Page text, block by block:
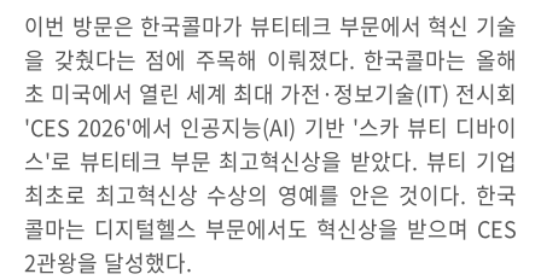
이번 방문은 한국콜마가 뷰티테크 부문에서 혁신 기술
을 갖췄다는 점에 주목해 이뤄졌다. 한국콜마는 올해
초 미국에서 열린 세계 최대 가전·정보기술(IT) 전시회
'CES 2026'에서 인공지능(AI) 기반 '스카 뷰티 디바이
스'로 뷰티테크 부문 최고혁신상을 받았다. 뷰티 기업
최초로 최고혁신상 수상의 영예를 안은 것이다. 한국
콜마는 디지털헬스 부문에서도 혁신상을 받으며 CES
2관왕을 달성했다.